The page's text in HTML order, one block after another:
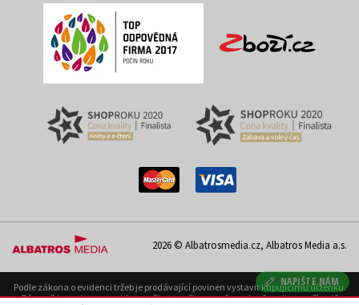
NAPIŠTE NÁM
2026 © Albatrosmedia.cz, Albatros Media a.s.
Podle zákona o evidenci tržeb je prodávající povinen vystavit kupujícímu účtenku.
Zároveň je povinen zaevidovat přijatou tržbu u správce daně on-line; v případě